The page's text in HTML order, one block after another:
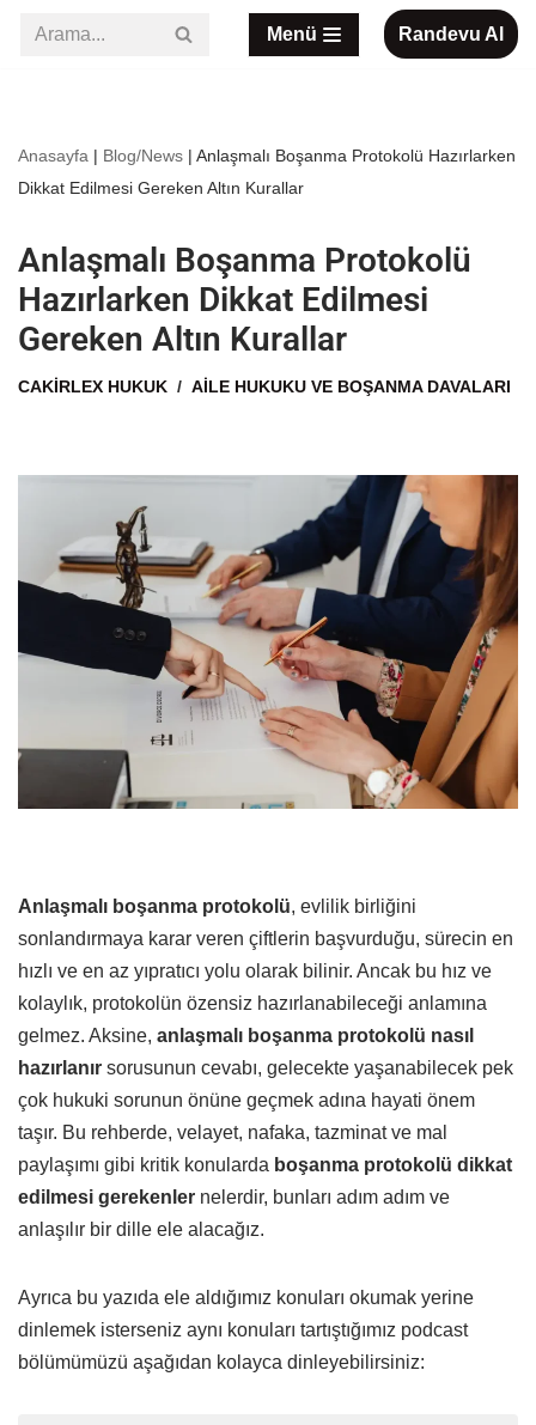
Menü Randevu Al
Anasayfa | Blog/News | Anlaşmalı Boşanma Protokolü Hazırlarken
Dikkat Edilmesi Gereken Altın Kurallar
Anlaşmalı Boşanma Protokolü
Hazırlarken Dikkat Edilmesi
Gereken Altın Kurallar
CAKIRLEX HUKUK AILE HUKUKU VE BOŞANMA DAVALARI
Anlaşmalı boşanma protokolü, evlilik birliğini
sonlandırmaya karar veren çiftlerin başvurduğu, sürecin en
hızlı ve en az yıpratıcı yolu olarak bilinir. Ancak bu hız ve
kolaylık, protokolün özensiz hazırlanabileceği anlamına
gelmez. Aksine, anlaşmalı boşanma protokolü nasıl
hazırlanır sorusunun cevabı, gelecekte yaşanabilecek pek
çok hukuki sorunun önüne geçmek adına hayati önem
taşır. Bu rehberde, velayet, nafaka, tazminat ve mal
paylaşımı gibi kritik konularda boşanma protokolü dikkat
edilmesi gerekenler nelerdir, bunları adım adım ve
anlaşılır bir dille ele alacağız.
Ayrıca bu yazıda ele aldığımız konuları okumak yerine
dinlemek isterseniz aynı konuları tartıştığımız podcast
bölümümüzü aşağıdan kolayca dinleyebilirsiniz: